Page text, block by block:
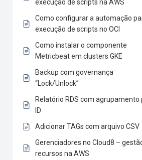
execução de scripts na AWS
Como configurar a automação
execução de scripts no OCI
Como instalar o componente
Metricbeat em clusters GKE
Backup com governança
“Lock/Unlock”
Relatório RDS com agrupamento
ID
Adicionar TAGs com arquivo CSV
Gerenciadores no Cloud8 –
recursos na AWS